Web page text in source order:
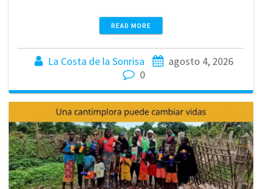
READ MORE
La Costa de la Sonrisa
agosto 4, 2026
0